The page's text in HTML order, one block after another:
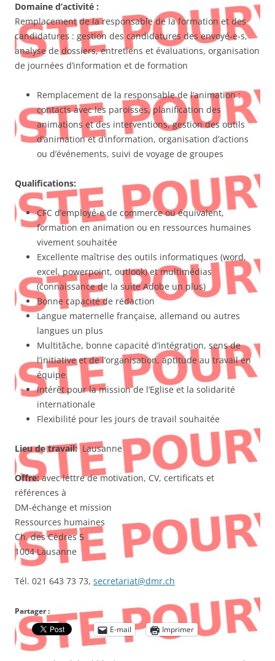
Domaine d’activité :
Remplacement de la responsable de la formation et des
candidatures : gestion des candidatures des envoyé-e-s,
analyse de dossiers, entretiens et évaluations, organisation
de journées d’information et de formation
Remplacement de la responsable de l’animation :
contacts avec les paroisses, planification des
animations et des interventions, gestion des outils
d’animation et d’information, organisation d’actions
ou d’événements, suivi de voyage de groupes
Qualifications:
CFC d’employé-e de commerce ou équivalent,
formation en animation ou en ressources humaines
vivement souhaitée
Excellente maîtrise des outils informatiques (word,
excel, powerpoint, outlook) et multimédias
(connaissance de la suite Adobe un plus)
Bonne capacité de rédaction
Langue maternelle française, allemand ou autres
langues un plus
Multitâche, bonne capacité d’intégration, sens de
l’initiative et de l’organisation, aptitude au travail en
équipe
Intérêt pour la mission de l’Eglise et la solidarité
internationale
Flexibilité pour les jours de travail souhaitée
Lieu de travail:Lausanne
Offre:avec lettre de motivation, CV, certificats et
références à
DM-échange et mission
Ressources humaines
Ch. des Cèdres 5
1004 Lausanne
Tél. 021 643 73 73, secretariat@dmr.ch
Partager :
E-mail
Imprimer